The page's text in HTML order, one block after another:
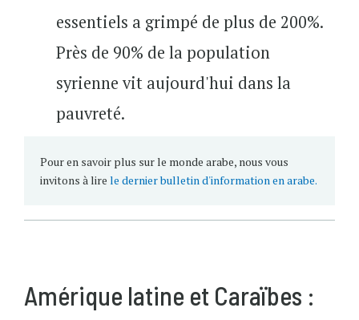
essentiels a grimpé de plus de 200%.
Près de 90% de la population
syrienne vit aujourd'hui dans la
pauvreté.
Pour en savoir plus sur le monde arabe, nous vous
invitons à lire le dernier bulletin d'information en arabe.
Amérique latine et Caraïbes :